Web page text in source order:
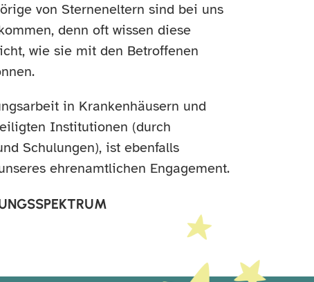
von Sterneneltern sind bei uns
denn oft wissen diese
wie sie mit den Betroffenen
in Krankenhäusern und
Institutionen (durch
Schulungen), ist ebenfalls
ehrenamtlichen Engagement.